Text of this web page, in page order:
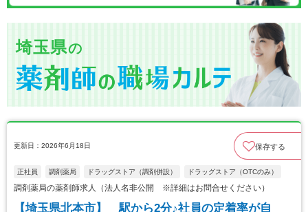
埼玉県の
更新日：2026年6月18日 保存する
正社員 調剤薬局 ドラッグストア（調剤併設） ドラッグストア（OTCのみ）
調剤薬局の薬剤師求人（法人名非公開 ※詳細はお問合せください）
【埼玉県北本市】 駅から2分♪社員の定着率が自